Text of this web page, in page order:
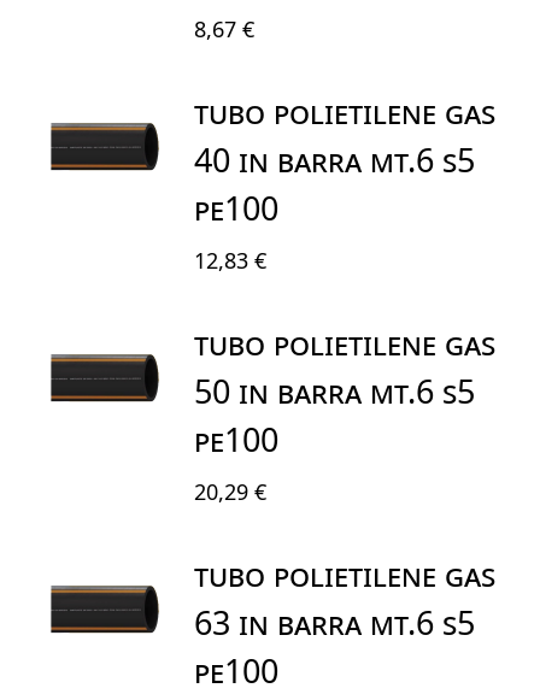
8,67 €
TUBO POLIETILENE GAS
40 IN BARRA MT.6 S5
PE100
12,83 €
TUBO POLIETILENE GAS
50 IN BARRA MT.6 S5
PE100
20,29 €
TUBO POLIETILENE GAS
63 IN BARRA MT.6 S5
PE100